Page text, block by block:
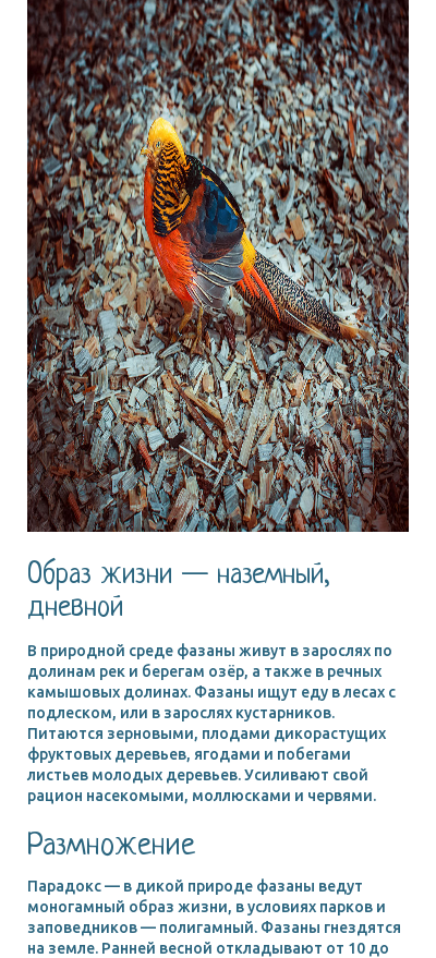
Образ жизни — наземный,
дневной
В природной среде фазаны живут в зарослях по
долинам рек и берегам озёр, а также в речных
камышовых долинах. Фазаны ищут еду в лесах с
подлеском, или в зарослях кустарников.
Питаются зерновыми, плодами дикорастущих
фруктовых деревьев, ягодами и побегами
листьев молодых деревьев. Усиливают свой
рацион насекомыми, моллюсками и червями.
Размножение
Парадокс — в дикой природе фазаны ведут
моногамный образ жизни, в условиях парков и
заповедников — полигамный. Фазаны гнездятся
на земле. Ранней весной откладывают от 10 до